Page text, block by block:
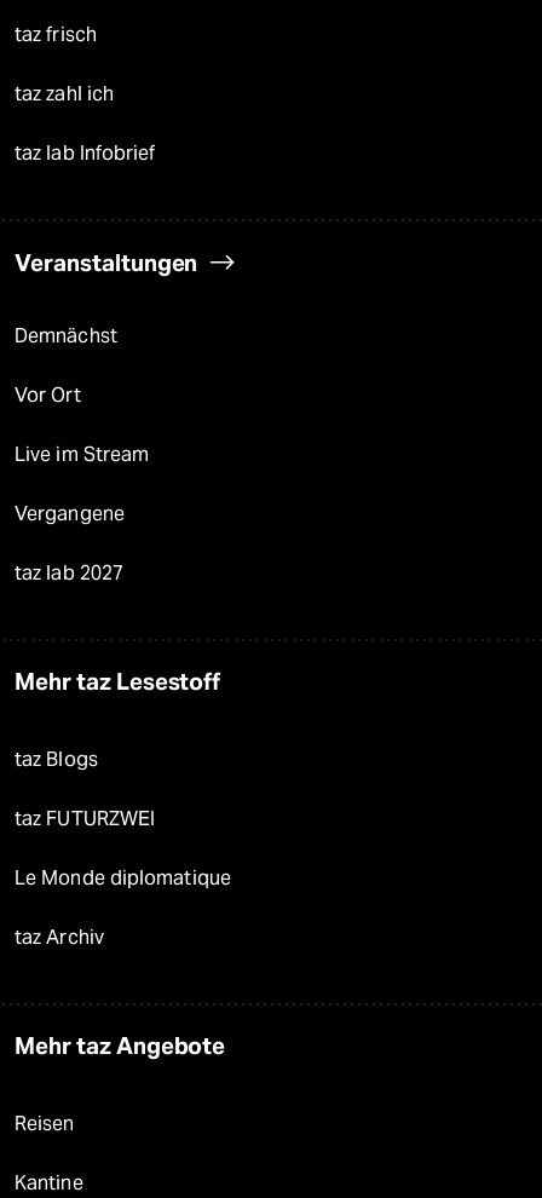
taz frisch
taz zahl ich
taz lab Infobrief
Veranstaltungen
Demnächst
Vor Ort
Live im Stream
Vergangene
taz lab 2027
Mehr taz Lesestoff
taz Blogs
taz FUTURZWEI
Le Monde diplomatique
taz Archiv
Mehr taz Angebote
Reisen
Kantine